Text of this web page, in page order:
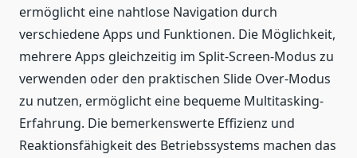
ermöglicht eine nahtlose Navigation durch
verschiedene Apps und Funktionen. Die Möglichkeit,
mehrere Apps gleichzeitig im Split-Screen-Modus zu
verwenden oder den praktischen Slide Over-Modus
zu nutzen, ermöglicht eine bequeme Multitasking-
Erfahrung. Die bemerkenswerte Effizienz und
Reaktionsfähigkeit des Betriebssystems machen das